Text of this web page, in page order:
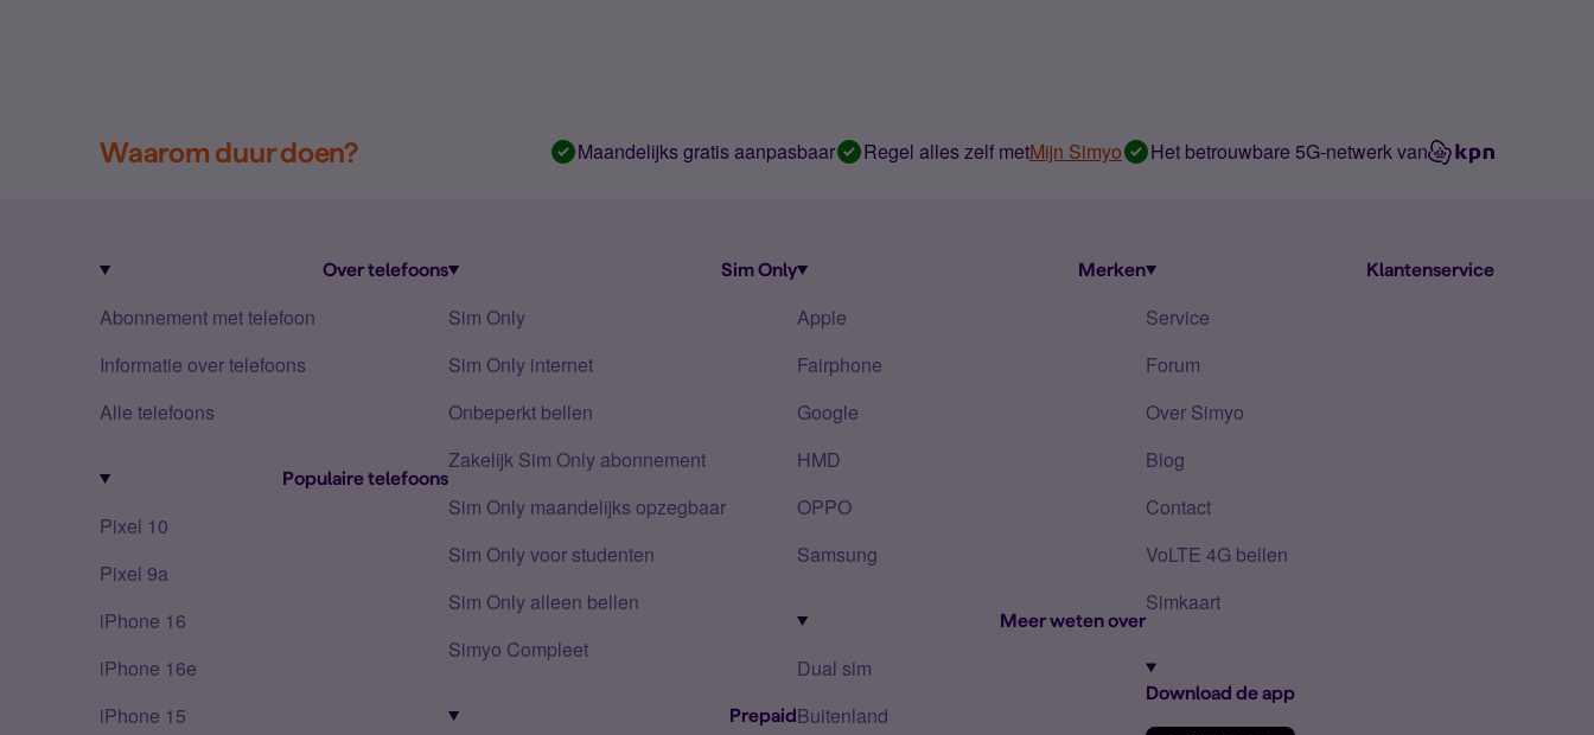
Waarom duur doen? Maandelijks gratis aanpasbaar Regel alles zelf metMijn Simyo Het betrouwbare 5G-netwerk van
Over telefoons
Abonnement met telefoon
Informatie over telefoons
Alle telefoons
Populaire telefoons
Pixel 10
Pixel 9a
iPhone 16
iPhone 16e
iPhone 15
Sim Only
Sim Only
Sim Only internet
Onbeperkt bellen
Zakelijk Sim Only abonnement
Sim Only maandelijks opzegbaar
Sim Only voor studenten
Sim Only alleen bellen
Simyo Compleet
Prepaid
Merken
Apple
Fairphone
Google
HMD
OPPO
Samsung
Meer weten over
Dual sim
Buitenland
Klantenservice
Service
Forum
Over Simyo
Blog
Contact
VoLTE 4G bellen
Simkaart
Download de app